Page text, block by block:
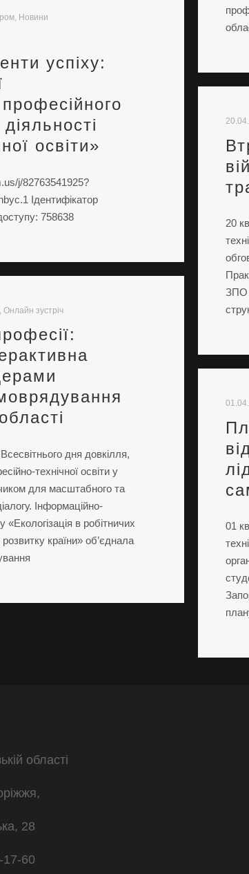
, Новини
успіху:
освіти»
j/82763541925?
Ідентифікатор
758638
20
ЗПО
Онлайн зустріч
дня довкілля,
технічної освіти у
для масштабного та
Інформаційно-
«Екологізація в робітничих
країни» об’єднала
01
області
28
17-60